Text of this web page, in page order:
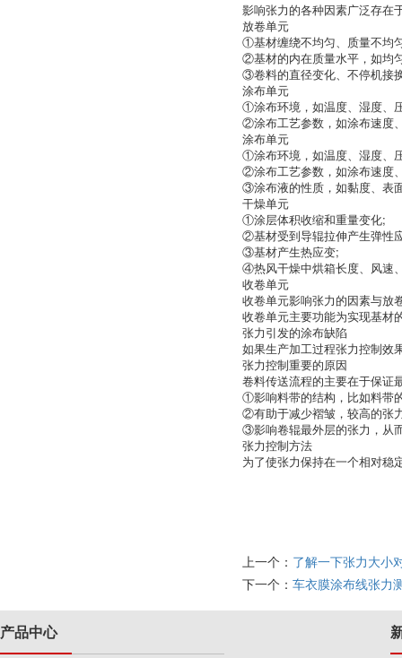
影响张力的各种因素广泛存在
放卷单元
①基材缠绕不均匀、质量不均
②基材的内在质量水平，如均
③卷料的直径变化、不停机接
涂布单元
①涂布环境，如温度、湿度、
②涂布工艺参数，如涂布速度
涂布单元
①涂布环境，如温度、湿度、
②涂布工艺参数，如涂布速度
③涂布液的性质，如黏度、表
干燥单元
①涂层体积收缩和重量变化;
②基材受到导辊拉伸产生弹性
③基材产生热应变;
④热风干燥中烘箱长度、风速
收卷单元
收卷单元影响张力的因素与放
收卷单元主要功能为实现基材
张力引发的涂布缺陷
如果生产加工过程张力控制效
张力控制重要的原因
卷料传送流程的主要在于保证
①影响料带的结构，比如料带
②有助于减少褶皱，较高的张
③影响卷辊最外层的张力，从
张力控制方法
为了使张力保持在一个相对稳
上一个： 了解一下张力大小
下一个： 车衣膜涂布线张力
产品中心